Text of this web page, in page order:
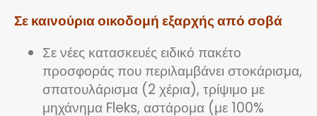
Σε καινούρια οικοδομή εξαρχής από σοβά
Σε νέες κατασκευές ειδικό πακέτο
προσφοράς που περιλαμβάνει στοκάρισμα,
σπατουλάρισμα (2 χέρια), τρίψιμο με
μηχάνημα Fleks, αστάρομα (με 100%